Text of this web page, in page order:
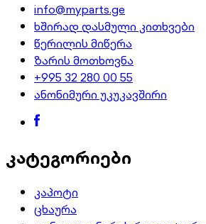
info@myparts.ge
ხშირად დასმული კითხვები
წერილის მიწერა
ზარის მოთხოვნა
+995 32 280 00 55
ანონიმური უკუკავშირი
კატეგორიები
კაპოტი
ცხაურა